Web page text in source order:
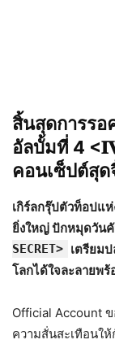
สิ้นสุดการรอ
อัลบั้มที่ 4
คอนเซ็ปต์สุด
เกิร์ลกรุ๊ปตัวท็อปแ
ยิ่งใหญ่ ปักหมุดวัน
SECRET> เตรียม
โลกได้ใจละลายพ
Official Account ข
ความสั่นสะเทือนใ